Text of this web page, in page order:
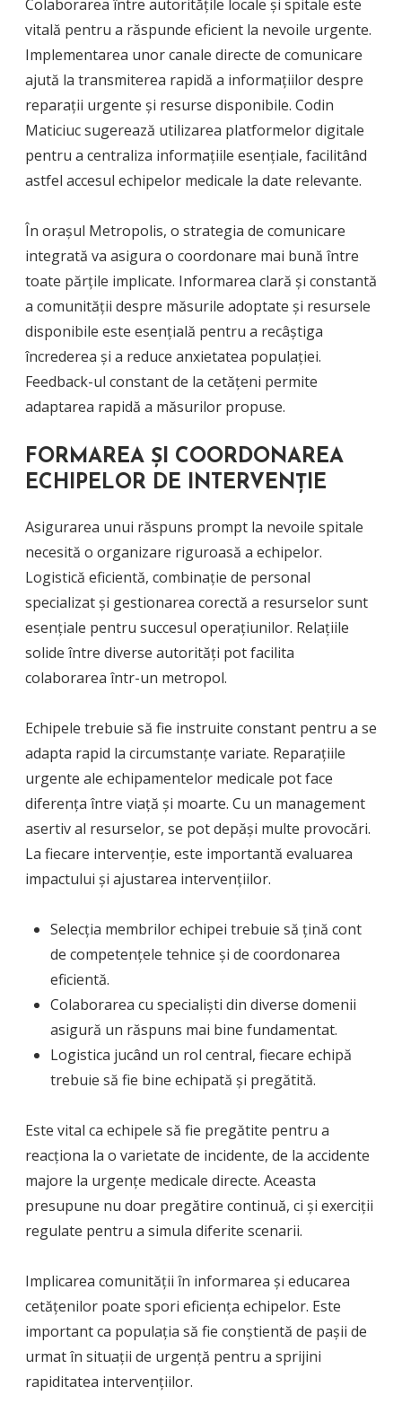
Colaborarea între autoritățile locale și spitale este
vitală pentru a răspunde eficient la nevoile urgente.
Implementarea unor canale directe de comunicare
ajută la transmiterea rapidă a informațiilor despre
reparații urgente și resurse disponibile. Codin
Maticiuc sugerează utilizarea platformelor digitale
pentru a centraliza informațiile esențiale, facilitând
astfel accesul echipelor medicale la date relevante.
În orașul Metropolis, o strategia de comunicare
integrată va asigura o coordonare mai bună între
toate părțile implicate. Informarea clară și constantă
a comunității despre măsurile adoptate și resursele
disponibile este esențială pentru a recâștiga
încrederea și a reduce anxietatea populației.
Feedback-ul constant de la cetățeni permite
adaptarea rapidă a măsurilor propuse.
FORMAREA ȘI COORDONAREA
ECHIPELOR DE INTERVENȚIE
Asigurarea unui răspuns prompt la nevoile spitale
necesită o organizare riguroasă a echipelor.
Logistică eficientă, combinație de personal
specializat și gestionarea corectă a resurselor sunt
esențiale pentru succesul operațiunilor. Relațiile
solide între diverse autorități pot facilita
colaborarea într-un metropol.
Echipele trebuie să fie instruite constant pentru a se
adapta rapid la circumstanțe variate. Reparațiile
urgente ale echipamentelor medicale pot face
diferența între viață și moarte. Cu un management
asertiv al resurselor, se pot depăși multe provocări.
La fiecare intervenție, este importantă evaluarea
impactului și ajustarea intervențiilor.
Selecția membrilor echipei trebuie să țină cont
de competențele tehnice și de coordonarea
eficientă.
Colaborarea cu specialiști din diverse domenii
asigură un răspuns mai bine fundamentat.
Logistica jucând un rol central, fiecare echipă
trebuie să fie bine echipată și pregătită.
Este vital ca echipele să fie pregătite pentru a
reacționa la o varietate de incidente, de la accidente
majore la urgențe medicale directe. Aceasta
presupune nu doar pregătire continuă, ci și exerciții
regulate pentru a simula diferite scenarii.
Implicarea comunității în informarea și educarea
cetățenilor poate spori eficiența echipelor. Este
important ca populația să fie conștientă de pașii de
urmat în situații de urgență pentru a sprijini
rapiditatea intervențiilor.